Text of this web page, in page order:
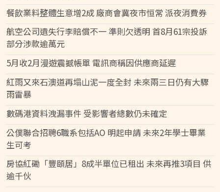
餐飲業料整體生意增2成 廠商會冀夜市恒常 派夜消費券
航空公司遺失行李賠償不一 準則欠透明 首8月61宗投訴
部分涉款逾萬元
5月收2月漫遊震撼帳單 電訊商稱因供應商延遲
紅雨又來石澳道再塌山泥一度全封 未來兩三日仍有大驟
雨雷暴
數碼港資料洩漏事件 受影響者總數仍未確定
公僕聯合招聘6職系包括AO 明起申請 未來2年學士畢業
生可考
房協紅磡「豐頤居」8成半單位已租出 未來再推3項目 供
逾千伙